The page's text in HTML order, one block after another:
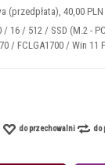
(przedpłata), 40,00
/ 16 / 512 / SSD (M.2 -
/ FCLGA1700 / Win 11
do przechowalni do